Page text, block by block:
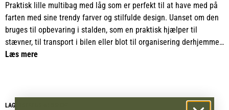
Praktisk lille multibag med låg som er perfekt til at have med på
farten med sine trendy farver og stilfulde design. Uanset om den
bruges til opbevaring i stalden, som en praktisk hjælper til
stævner, til transport i bilen eller blot til organisering derhjemme,
er denne multibag en sand allrounder.
kapacitet på 6 liter er den den ideelle løsning til opbevaring af
Læs mere
LAGERSTATUS WEBSHOP